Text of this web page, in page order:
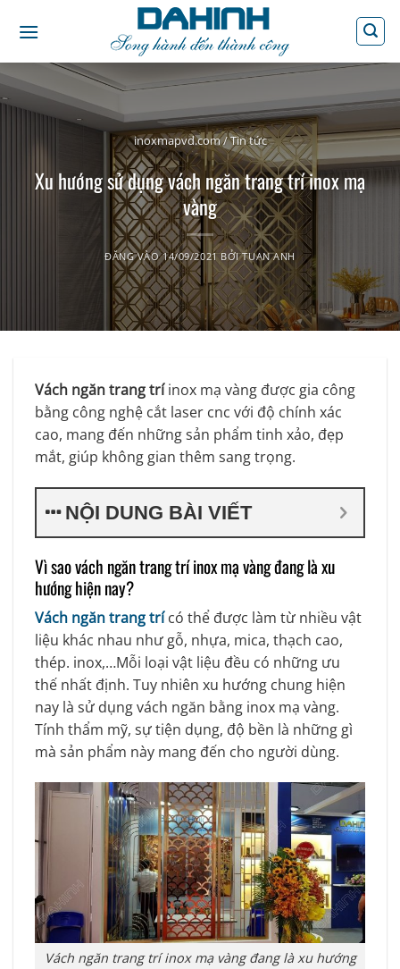
qua
dung
inoxmapvd.com/Tin tức
Xu hướng sử dụng vách ngăn trang trí inox mạ
vàng
ĐĂNG VÀO14/09/2021 BỞITUAN ANH
Vách ngăn trang tríinox mạ vàng được gia công
bằng công nghệ cắt laser cnc với độ chính xác
cao, mang đến những sản phẩm tinh xảo, đẹp
mắt, giúp không gian thêm sang trọng.
NỘI DUNG BÀI VIẾT
Vì sao vách ngăn trang trí inox mạ vàng đang là xu
hướng hiện nay?
Vách ngăn trang trícó thể được làm từ nhiều vật
liệu khác nhau như gỗ, nhựa, mica, thạch cao,
thép. inox,…Mỗi loại vật liệu đều có những ưu
thế nhất định. Tuy nhiên xu hướng chung hiện
nay là sử dụng vách ngăn bằng inox mạ vàng.
Tính thẩm mỹ, sự tiện dụng, độ bền là những gì
mà sản phẩm này mang đến cho người dùng.
Vách ngăn trang trí inox mạ vàng đang là xu hướng